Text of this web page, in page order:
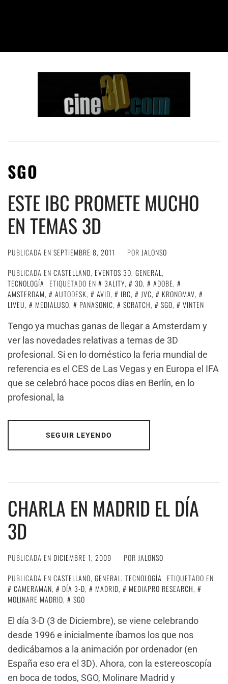
SGO
ESTE IBC PROMETE MUCHO
EN TEMAS 3D
PUBLICADA EN SEPTIEMBRE 8, 2011 POR JALONSO
PUBLICADA EN CASTELLANO, EVENTOS 3D, GENERAL,
TECNOLOGÍA
ETIQUETADO EN 3ALITY, 3D, ADOBE,
AMSTERDAM, AUTODESK, AVID, IBC, JVC, KRONOMAV,
LIVEU, MEDIALUSO, PANASONIC, SCRATCH, SGO,
VINTEN
Tengo ya muchas ganas de llegar a Amsterdam y
ver las novedades relativas a temas de 3D
profesional. Si en lo doméstico la feria mundial de
referencia es el CES de Las Vegas y en Europa el IFA
que se celebró hace pocos días en Berlín, en lo
profesional, la
SEGUIR LEYENDO
CHARLA EN MADRID EL DÍA
3D
PUBLICADA EN DICIEMBRE 1, 2009 POR JALONSO
PUBLICADA EN CASTELLANO, GENERAL, TECNOLOGÍA
ETIQUETADO EN
CAMERAMAN, DÍA 3-D, MADRID, MEDIAPRO RESEARCH,
MOLINARE MADRID,
SGO
El día 3-D (3 de Diciembre), se viene celebrando
desde 1996 e inicialmente íbamos los que nos
dedicábamos a la animación por ordenador (en
España eso era el 3D). Ahora, con la estereoscopía
en boca de todos, SGO, Molinare Madrid y